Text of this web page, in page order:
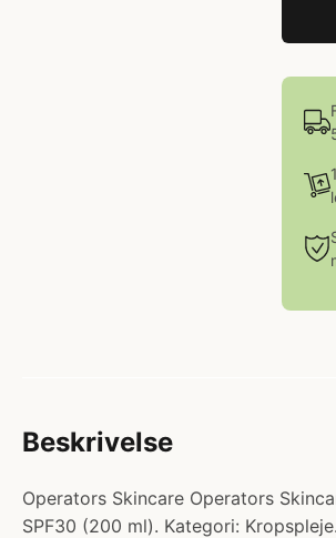
Beskrivelse
Operators Skincare Operators
SPF30 (200 ml). Kategori: